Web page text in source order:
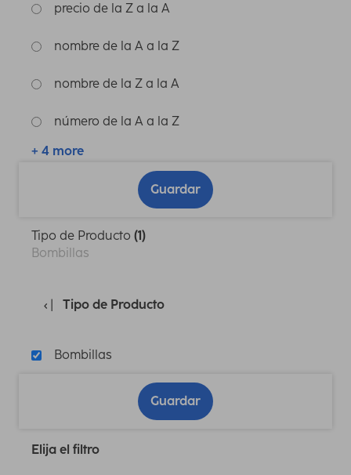
precio de la Z a la A
nombre de la A a la Z
nombre de la Z a la A
número de la A a la Z
+ 4 more
Guardar
Tipo de Producto (1)
Bombillas
Tipo de Producto
Bombillas
Guardar
Elija el filtro